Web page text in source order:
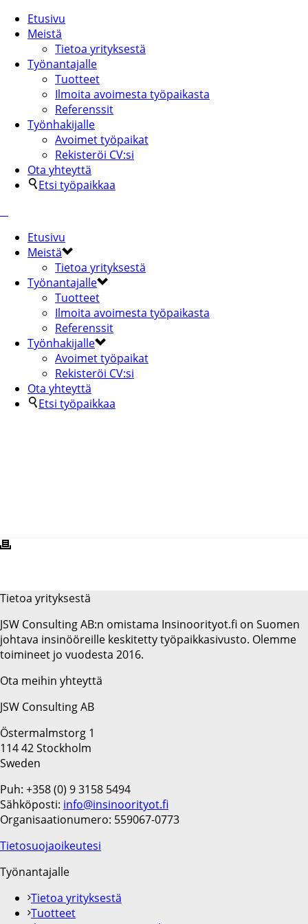
Etusivu
Meistä
Tietoa yrityksestä
Työnantajalle
Tuotteet
Ilmoita avoimesta työpaikasta
Referenssit
Työnhakijalle
Avoimet työpaikat
Rekisteröi CV:si
Ota yhteyttä
Etsi työpaikkaa
Etusivu
Meistä
Tietoa yrityksestä
Työnantajalle
Tuotteet
Ilmoita avoimesta työpaikasta
Referenssit
Työnhakijalle
Avoimet työpaikat
Rekisteröi CV:si
Ota yhteyttä
Etsi työpaikkaa
Tietoa yrityksestä
JSW Consulting AB:n omistama Insinoorityot.fi on Suomen
johtava insinööreille keskitetty työpaikkasivusto. Olemme
toimineet jo vuodesta 2016.
Ota meihin yhteyttä
JSW Consulting AB
Östermalmstorg 1
114 42 Stockholm
Sweden
Puh: +358 (0) 9 3158 5494
Sähköposti: info@insinoorityot.fi
Organisaationumero: 559067-0773
Tietosuojaoikeutesi
Työnantajalle
Tietoa yrityksestä
Tuotteet